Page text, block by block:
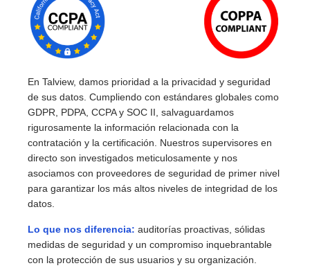
En Talview, damos prioridad a la privacidad y seguridad
de sus datos. Cumpliendo con estándares globales como
GDPR, PDPA, CCPA y SOC II, salvaguardamos
rigurosamente la información relacionada con la
contratación y la certificación. Nuestros supervisores en
directo son investigados meticulosamente y nos
asociamos con proveedores de seguridad de primer nivel
para garantizar los más altos niveles de integridad de los
datos.
Lo que nos diferencia: auditorías proactivas, sólidas
medidas de seguridad y un compromiso inquebrantable
con la protección de sus usuarios y su organización.